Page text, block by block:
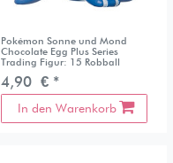
Pokémon Sonne und Mond
Chocolate Egg Plus Series
Trading Figur: 15 Robball
4,90 € *
In den Warenkorb